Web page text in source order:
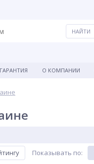
ГАРАНТИЯ О КОМПАНИИ
Показывать по: